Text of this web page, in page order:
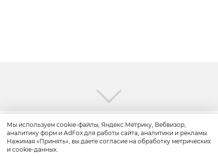
Путешествие
Мы используем cookie-файлы, Яндекс.Метрику, Вебвизор,
аналитику форм и AdFox для работы сайта, аналитики и рекламы.
Нажимая «Принять», вы даете согласие на обработку метрических
и cookie-данных.